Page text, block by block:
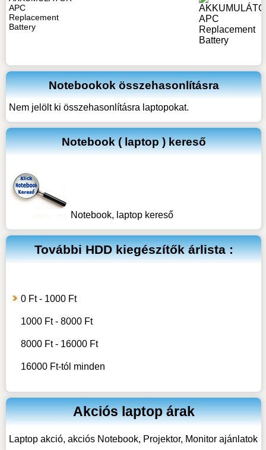
APC
Replacement
Battery
Notebookok összehasonlításra
Nem jelölt ki összehasonlításra laptopokat.
Notebook ( laptop ) kereső
Notebook, laptop kereső
TovábbiHDD kiegészítőkárlista :
0 Ft - 1000 Ft
1000 Ft - 8000 Ft
8000 Ft - 16000 Ft
16000 Ft-tól minden
Akciós laptop árak
Laptop akció, akciós Notebook, Projektor, Monitor ajánlatok